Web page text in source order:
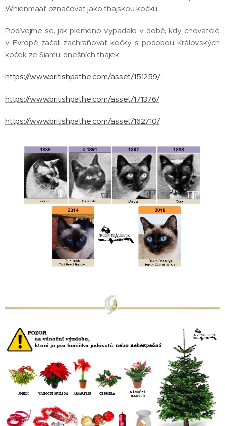
Whienmaat označovat jako thajskou kočku.
Podívejme se, jak plemeno vypadalo v době, kdy chovatelé
v Evropě začali zachraňovat kočky s podobou Královských
koček ze Siamu, dnešních thajek.
https://www.britishpathe.com/asset/151259/
https://www.britishpathe.com/asset/171376/
https://www.britishpathe.com/asset/162710/